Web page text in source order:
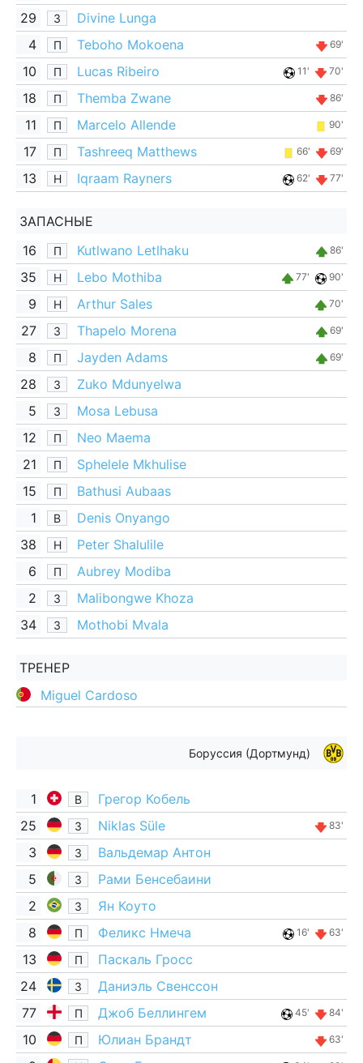
29
З
Divine Lunga
4
П Teboho Mokoena 69'
10 П Lucas Ribeiro 11' 70'
18 П Themba Zwane 86'
11 П Marcelo Allende 90'
17 П Tashreeq Matthews 66' 69'
13 Н Iqraam Rayners 62' 77'
ЗАПАСНЫЕ
16
П Kutlwano Letlhaku 86'
35 Н Lebo Mothiba 77' 90'
9 Н Arthur Sales 70'
27 З Thapelo Morena 69'
8 П Jayden Adams 69'
28 З
Zuko Mdunyelwa
5
З
Mosa Lebusa
12
П
Neo Maema
21
П
Sphelele Mkhulise
15
П
Bathusi Aubaas
1
В
Denis Onyango
38
Н
Peter Shalulile
6
П
Aubrey Modiba
2
З
Malibongwe Khoza
34
З Mothobi Mvala
ТРЕНЕР
Miguel Cardoso
Боруссия (Дортмунд)
1 В
Грегор Кобель
25
З Niklas Süle 83'
3 З
Вальдемар Антон
5
З
Рами Бенсебаини
2
З
Ян Коуто
8
П Феликс Нмеча 16' 63'
13 П
Паскаль Гросс
24
З
Даниэль Свенссон
77
П Джоб Беллингем 45' 84'
10 П Юлиан Брандт 63'